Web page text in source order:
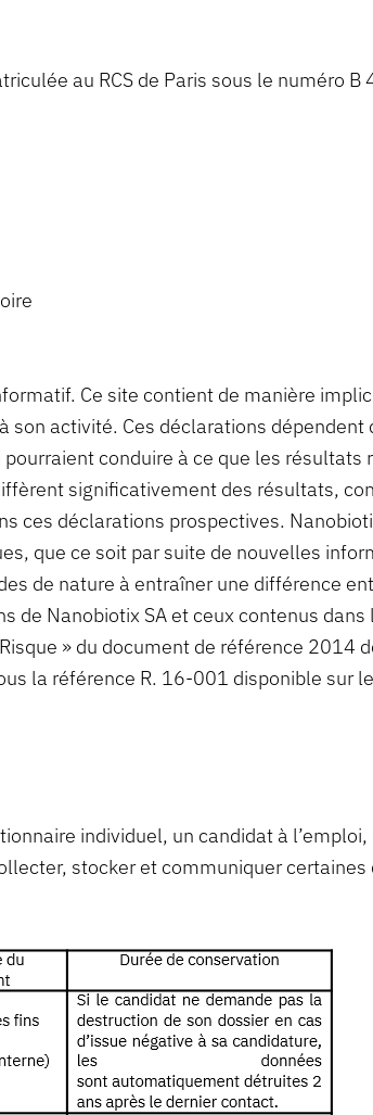
au RCS de Paris sous le numéro
Ce site contient de manière
activité. Ces déclarations dépendent
conduire à ce que les résultats
significativement des résultats,
ces déclarations prospectives.
que ce soit par suite de nouvelles
de nature à entraîner une différence
de Nanobiotix SA et ceux contenus
» du document de référence 2014
la référence R. 16-001 disponible sur
individuel, un candidat à
stocker et communiquer certaines